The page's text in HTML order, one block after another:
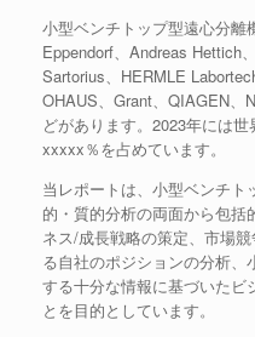
小型ベンチトップ型遠心分離
Eppendorf、Andreas Hettich
Sartorius、HERMLE
OHAUS、Grant、QIAGEN、
どがあります。2023年には
xxxxx％を占めています。
当レポートは、小型ベンチ
的・質的分析の両面から包
ネス/成長戦略の策定、市場
る自社のポジションの分析
する十分な情報に基づいたビ
とを目的としています。